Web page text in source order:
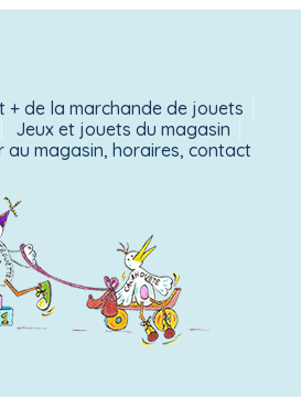
+ de la marchande de jouets
Jeux et jouets du magasin
au magasin, horaires, contact